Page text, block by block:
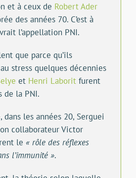
et à ceux de Robert Ader
des années 70. C’est à
l’appellation PNI.
que parce qu’ils
stress quelques décennies
et Henri Laborit furent
de la PNI.
les années 20, Serguei
collaborateur Victor
le « rôle des réflexes
l’immunité ».